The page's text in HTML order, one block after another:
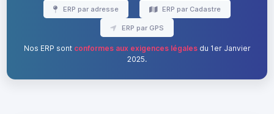
ERP par adresse ERP par Cadastre
ERP par GPS
Nos ERP sont conformes aux exigences légalesdu 1er Janvier
2025.